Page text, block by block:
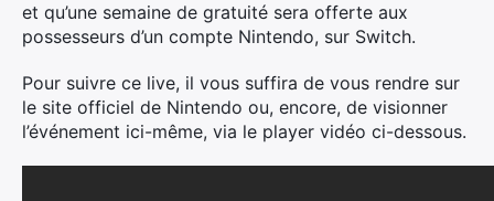
et qu’une semaine de gratuité sera offerte aux
possesseurs d’un compte Nintendo, sur Switch.
Pour suivre ce live, il vous suffira de vous rendre sur
le site officiel de Nintendo ou, encore, de visionner
l’événement ici-même, via le player vidéo ci-dessous.